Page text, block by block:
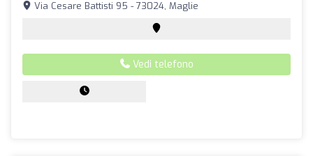
Via Cesare Battisti 95 - 73024, Maglie
Vedi telefono